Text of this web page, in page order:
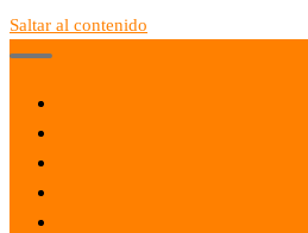
Saltar al contenido